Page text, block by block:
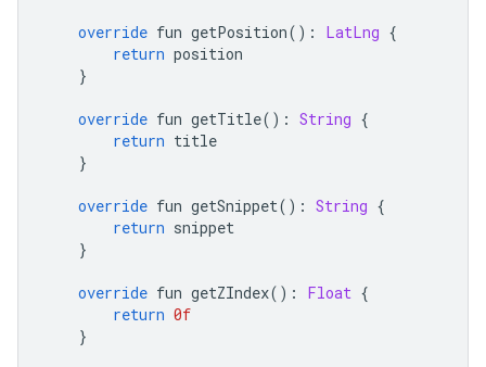
override fun getPosition(): LatLng {
return position
}
override fun getTitle(): String {
return title
}
override fun getSnippet(): String {
return snippet
}
override fun getZIndex(): Float {
return 0f
}